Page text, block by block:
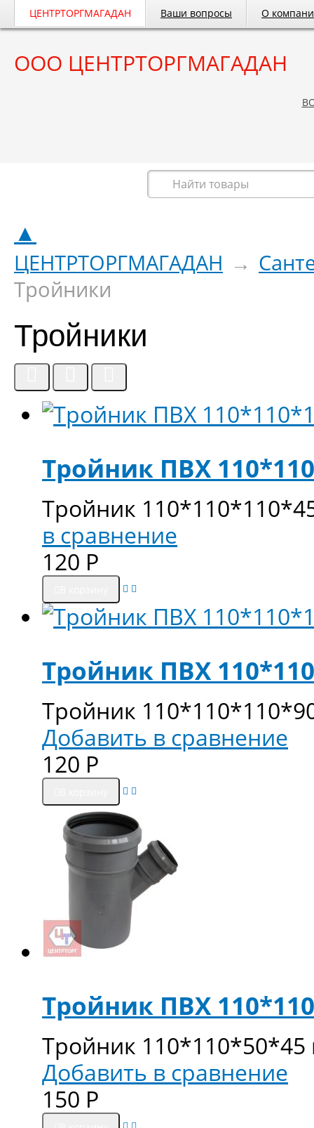
ЦЕНТРТОРГМАГАДАН Ваши вопросы О
ООО ЦЕНТРТОРГМАГАДАН
▲
ЦЕНТРТОРГМАГАДАН →
Тройники
Тройники
Тройник ПВХ
Тройник
в сравнение
120 Р
Тройник ПВХ
Тройник
Добавить в сравнение
120 Р
Тройник ПВХ
Тройник 110*110*50*45
Добавить в сравнение
150 Р